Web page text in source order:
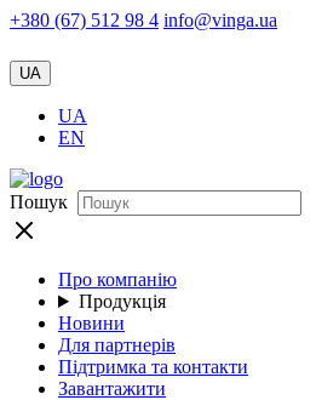
+380 (67) 512 98 4 info@vinga.ua
UA
UA
EN
Пошук
Про компанію
Продукція
Новини
Для партнерів
Підтримка та контакти
Завантажити